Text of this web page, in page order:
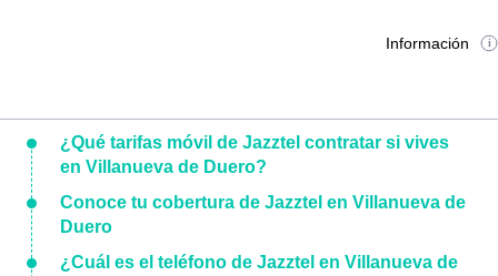
Información
¿Qué tarifas móvil de Jazztel contratar si vives
en Villanueva de Duero?
Conoce tu cobertura de Jazztel en Villanueva de
Duero
¿Cuál es el teléfono de Jazztel en Villanueva de